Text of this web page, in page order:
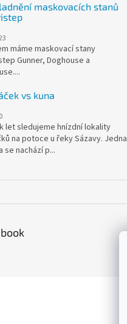
maskovacích stanů
máme maskovací stany
Gunner, Doghouse a
vs kuna
let sledujeme hnízdní lokality
na potoce u řeky Sázavy. Jedna
se nachází p...